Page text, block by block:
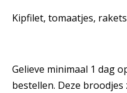
Kipfilet, tomaatjes,
Gelieve minimaal 1 dag
bestellen. Deze